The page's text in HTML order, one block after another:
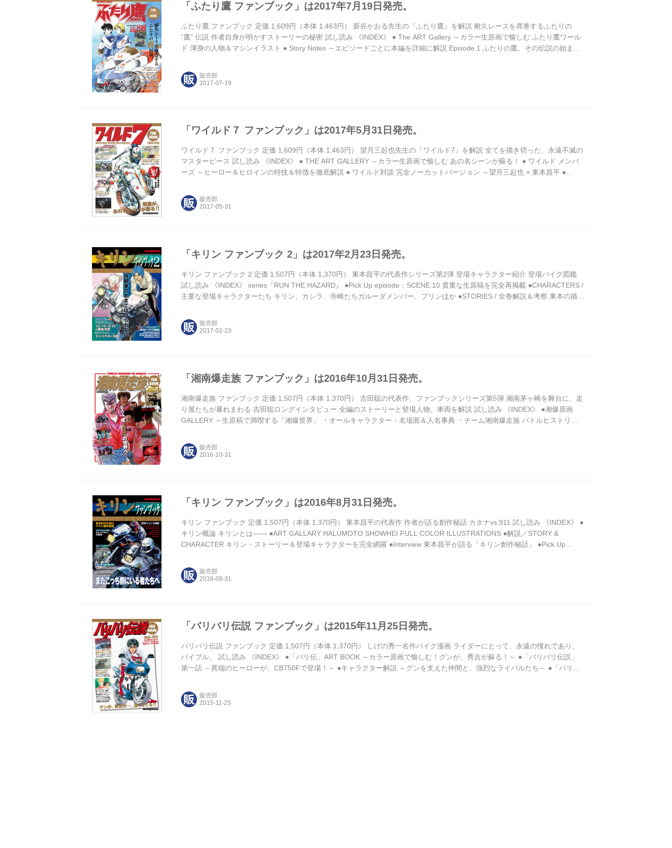
「ふたり鷹 ファンブック」は2017年7月19日発売。
ふたり鷹 ファンブック 定価 1,609円（本体 1,463円） 新谷かおる先生の『ふたり鷹』を解説 耐久レースを席巻するふたりの
“鷹” 伝説 作者自身が明かすストーリーの秘密 試し読み 《INDEX》 ● The ART Gallery ～カラー生原画で愉しむ ふたり鷹ワール
ド 渾身の人物＆マシンイラスト ● Story Notes ～エピソードごとに本編を詳細に解説 Episode.1 ふたりの鷹。その伝説の始まり
制覇！ そして8耐...
販売部
「ワイルド７ ファンブック」は2017年5月31日発売。
ワイルド７ ファンブック 定価 1,609円（本体 1,463円） 望月三起也先生の『ワイルド7』を解説 全てを描き切った、永遠不滅の
マスターピース 試し読み 《INDEX》 ● THE ART GALLERY ～カラー生原画で愉しむ あの名シーンが蘇る！ ● ワイルド メンバ
ーズ ～ヒーロー＆ヒロインの特技＆特徴を徹底解説 ● ワイルド対談 完全ノーカットバージョン ～望月三起也 × 東本昌平 ●
of WILD ～メンバー＆悪党の4...
販売部
「キリン ファンブック 2」は2017年2月23日発売。
キリン ファンブック 2 定価 1,507円（本体 1,370円） 東本昌平の代表作シリーズ第2弾 登場キャラクター紹介 登場バイク図鑑
試し読み 《INDEX》 series『RUN THE HAZARD』 ●Pick Up episode：SCENE.10 貴重な生原稿を完全再掲載 ●CHARACTERS /
主要な登場キャラクターたち キリン、カシラ、寺崎たちガルーダメンバー、プリンほか ●STORIES / 全巻解説＆考察 東本の描き
販売部
「湘南爆走族 ファンブック」は2016年10月31日発売。
湘南爆走族 ファンブック 定価 1,507円（本体 1,370円） 吉田聡の代表作、ファンブックシリーズ第5弾 湘南茅ヶ崎を舞台に、走
り屋たちが暴れまわる 吉田聡ロングインタビュー 全編のストーリーと登場人物、車両を解説 試し読み 《INDEX》 ●湘爆原画
GALLERY ～生原稿で満喫する「湘爆世界」 ・オールキャラクター・名場面＆人名事典 ・チーム湘南爆走族 バトルヒストリー ●
キラのホークⅡ…、最新の撮り下ろしで紹介 ●「湘爆」を着る、「湘爆」を観る<br> ～...
販売部
「キリン ファンブック」は2016年8月31日発売。
キリン ファンブック 定価 1,507円（本体 1,370円） 東本昌平の代表作 作者が語る創作秘話 カタナvs.911 試し読み 《INDEX》 ●
キリン概論 キリンとは―― ●ART GALLARY HALUMOTO SHOWHEI FULL COLOR ILLUSTRATIONS ●解説／STORY &
CHARACTER キリン・ストーリー＆登場キャラクターを完全網羅 ●Interview 東本昌平が語る「キリン創作秘話」 ●Pick Up
販売部
「バリバリ伝説 ファンブック」は2015年11月25日発売。
バリバリ伝説 ファンブック 定価 1,507円（本体 1,370円） しげの秀一名作バイク漫画 ライダーにとって、永遠の憧れであり、
バイブル。 試し読み 《INDEX》 ●「バリ伝」ART BOOK ～カラー原画で愉しむ！グンが、秀吉が蘇る！～ ●「バリバリ伝説」
第一話 ～異端のヒーローが、CB750Fで登場！～ ●キャラクター解説 ～グンを支えた仲間と、強烈なライバルたち～ ●「バリ
INTERVIEW 「レースの描写は完全にリアルです！」 ●「バリバリ伝説」...
販売部